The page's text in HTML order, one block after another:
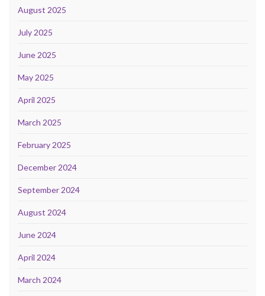
August 2025
July 2025
June 2025
May 2025
April 2025
March 2025
February 2025
December 2024
September 2024
August 2024
June 2024
April 2024
March 2024